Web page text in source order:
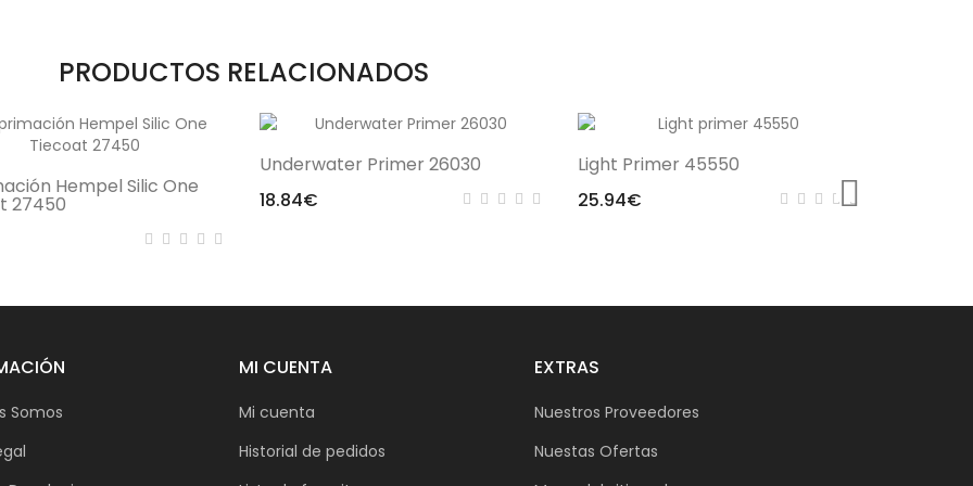
PRODUCTOS RELACIONADOS
Hempel Silic One
27450
Underwater Primer 26030
18.84€
Light Primer 45550
25.94€
Somos
MI CUENTA
Mi cuenta
Historial de pedidos
EXTRAS
Nuestros Proveedores
Nuestas Ofertas